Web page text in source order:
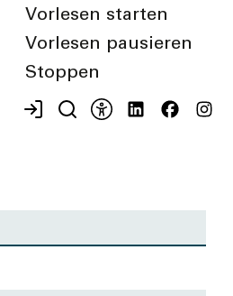
Vorlesen starten
Vorlesen pausieren
Stoppen